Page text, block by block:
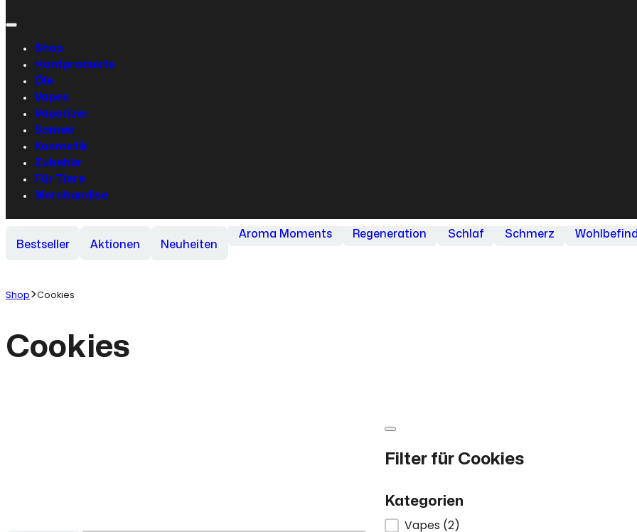
Shop
Hanfprodukte
Öle
Vapes
Vaporizer
Samen
Kosmetik
Zubehör
Für Tiere
Merchandise
Bestseller Aktionen Neuheiten
Aroma Moments Regeneration Schlaf Schmerz
Shop Cookies
Cookies
Filter für Cookies
Kategorien
Vapes (2)